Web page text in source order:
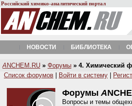
Российский химико-аналитический портал
НОВОСТИ БИБЛИОТЕКА
A NCHEM.RU » Форумы » 4. Химический
Список форумов
Войти в систему
ФорумыA
Вопросы и темы